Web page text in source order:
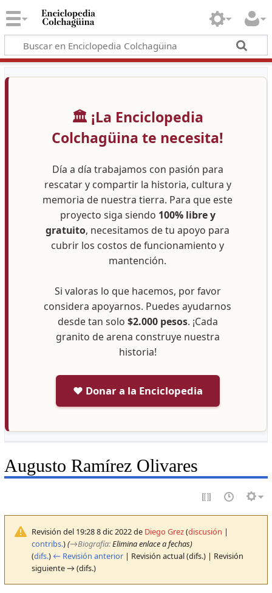
🏛️ ¡La Enciclopedia
Colchagüina te necesita!
Día a día trabajamos con pasión para
rescatar y compartir la historia, cultura y
memoria de nuestra tierra. Para que este
proyecto siga siendo 100% libre y
gratuito, necesitamos de tu apoyo para
cubrir los costos de funcionamiento y
mantención.
Si valoras lo que hacemos, por favor
considera apoyarnos. Puedes ayudarnos
desde tan solo $2.000 pesos. ¡Cada
granito de arena construye nuestra
historia!
❤️ Donar a la Enciclopedia
Augusto Ramírez Olivares
Revisión del 19:28 8 dic 2022 de Diego Grez(discusión |
contribs.)(→Biografía:Elimina enlace a fechas)
(difs.) ← Revisión anterior| Revisión actual (difs.) | Revisión
siguiente → (difs.)